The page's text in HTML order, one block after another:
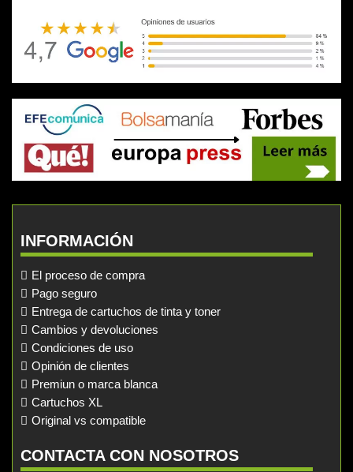
INFORMACIÓN
El proceso de compra
Pago seguro
Entrega de cartuchos de tinta y toner
Cambios y devoluciones
Condiciones de uso
Opinión de clientes
Premiun o marca blanca
Cartuchos XL
Original vs compatible
CONTACTA CON NOSOTROS